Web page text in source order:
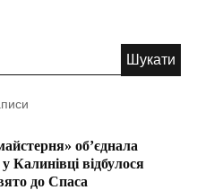
об’єднала
Калинівці відбулося
до Спаса